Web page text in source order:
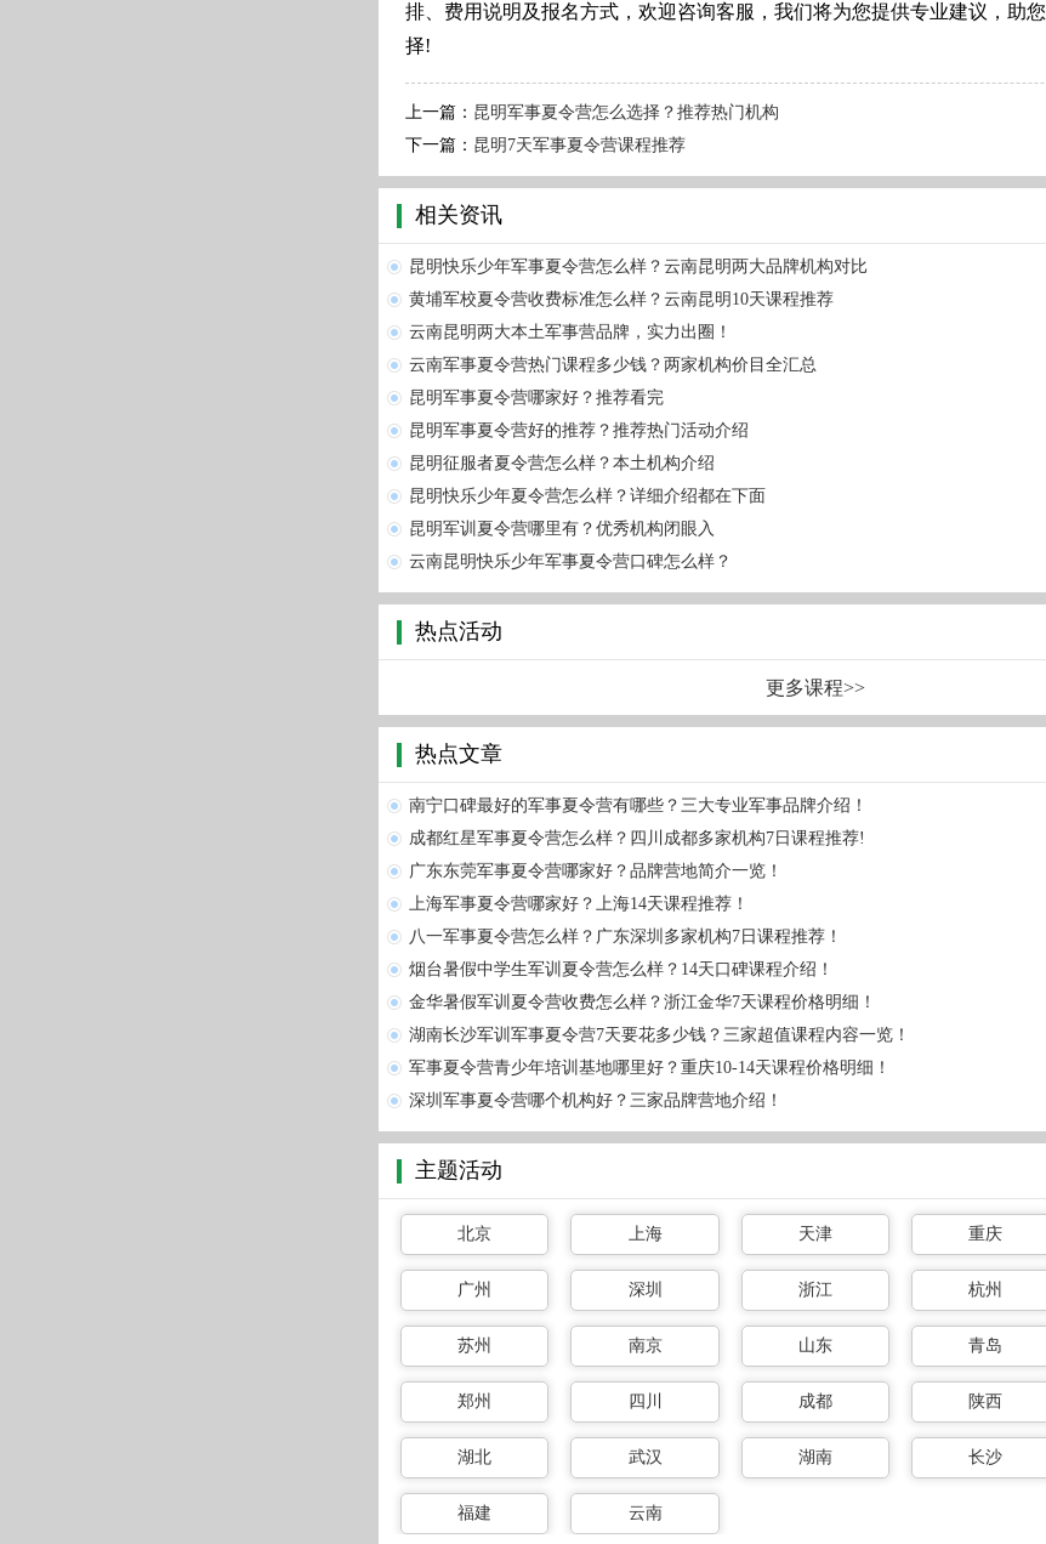
排、费用说明及报名方式，欢迎咨询客服，我们将为您提供专业建议，助
择!
上一篇： 昆明军事夏令营怎么选择？推荐热门机构
下一篇： 昆明7天军事夏令营课程推荐
相关资讯
昆明快乐少年军事夏令营怎么样？云南昆明两大品牌机构对比
黄埔军校夏令营收费标准怎么样？云南昆明10天课程推荐
云南昆明两大本土军事营品牌，实力出圈！
云南军事夏令营热门课程多少钱？两家机构价目全汇总
昆明军事夏令营哪家好？推荐看完
昆明军事夏令营好的推荐？推荐热门活动介绍
昆明征‮者服‬夏令营怎么样？本土机构介绍
昆明快乐少年夏令营怎么样？详细介绍都在下面
昆明军训夏令营哪里有？优秀机构闭眼入
云南昆明快乐少年军事夏令营口碑怎么样？
热点活动
更多课程>>
热点文章
南宁口碑最好的军事夏令营有哪些？三大专业军事品牌介绍！
成都红星军事夏令营怎么样？四川成都多家机构7日课程推荐!
广东东莞军事夏令营哪家好？品牌营地简介一览！
上海军事夏令营哪家好？上海14天课程推荐！
八一军事夏令营怎么样？广东深圳多家机构7日课程推荐！
烟台暑假中学生军训夏令营怎么样？14天口碑课程介绍！
金华暑假军训夏令营收费怎么样？浙江金华7天课程价格明细！
湖南长沙军训军事夏令营7天要花多少钱？三家超值课程内容一览！
军事夏令营青少年培训基地哪里好？重庆10-14天课程价格明细！
深圳军事夏令营哪个机构好？三家品牌营地介绍！
主题活动
北京 上海 天津 重庆
广州 深圳 浙江 杭州
苏州 南京 山东 青岛
郑州 四川 成都 陕西
湖北 武汉 湖南 长沙
福建 云南